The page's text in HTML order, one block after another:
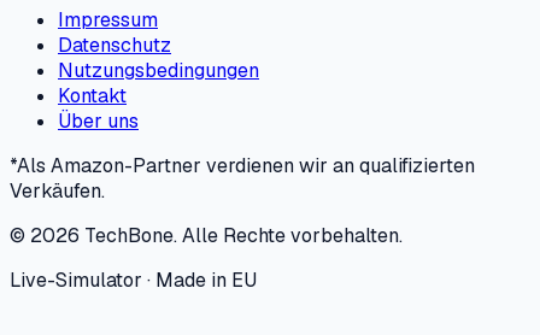
Impressum
Datenschutz
Nutzungsbedingungen
Kontakt
Über uns
*Als Amazon-Partner verdienen wir an qualifizierten
Verkäufen.
© 2026 TechBone.Alle Rechte vorbehalten.
Live-Simulator · Made in EU